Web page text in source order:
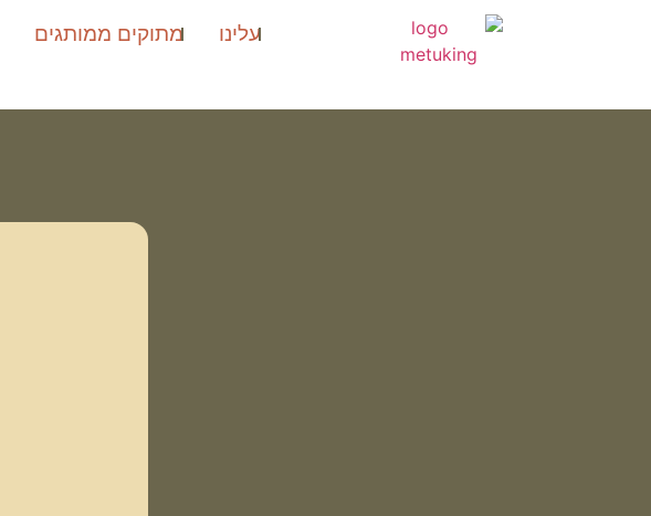
עלינו מתוקים ממותגים